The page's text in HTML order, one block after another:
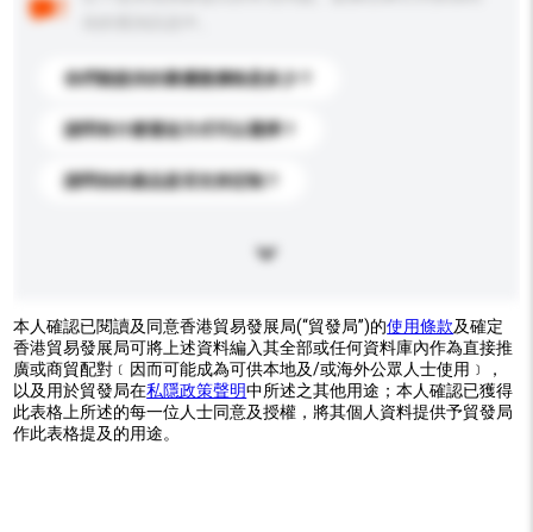
你們能提供的最優惠價格是多少？
請問有什麼運送方式可以選擇？
請問你的產品是否支持定制？
本人確認已閱讀及同意香港貿易發展局(“貿發局”)的使用條款及確定
香港貿易發展局可將上述資料編入其全部或任何資料庫內作為直接推
廣或商貿配對﹝因而可能成為可供本地及/或海外公眾人士使用﹞，
以及用於貿發局在私隱政策聲明中所述之其他用途；本人確認已獲得
此表格上所述的每一位人士同意及授權，將其個人資料提供予貿發局
作此表格提及的用途。